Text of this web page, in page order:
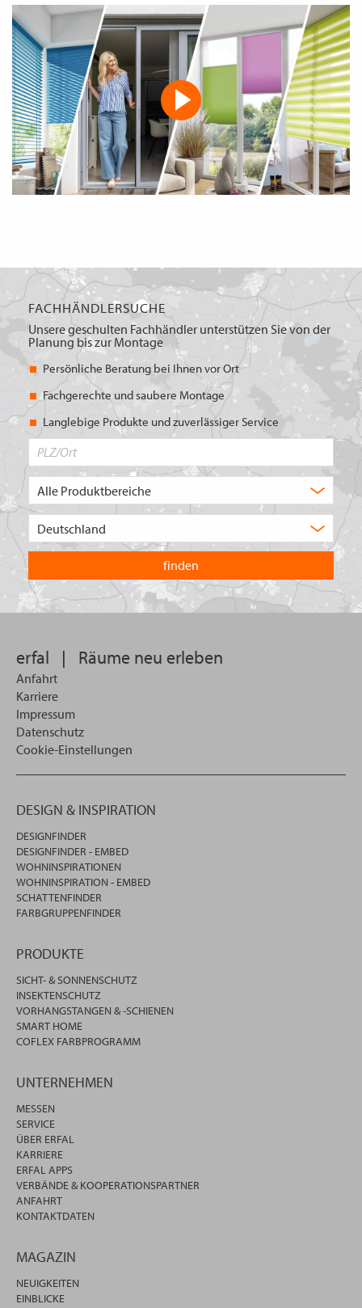
FACHHÄNDLERSUCHE
Unsere geschulten Fachhändler unterstützen Sie von der
Planung bis zur Montage
Persönliche Beratung bei Ihnen vor Ort
Fachgerechte und saubere Montage
Langlebige Produkte und zuverlässiger Service
in
welchem
Land
Sie
suchen
erfal | Räume neu erleben
Anfahrt
Karriere
Impressum
Datenschutz
Cookie-Einstellungen
DESIGN & INSPIRATION
DESIGNFINDER
DESIGNFINDER - EMBED
WOHNINSPIRATIONEN
WOHNINSPIRATION - EMBED
SCHATTENFINDER
FARBGRUPPENFINDER
PRODUKTE
SICHT- & SONNENSCHUTZ
INSEKTENSCHUTZ
VORHANGSTANGEN & -SCHIENEN
SMART HOME
COFLEX FARBPROGRAMM
UNTERNEHMEN
MESSEN
SERVICE
ÜBER ERFAL
KARRIERE
ERFAL APPS
VERBÄNDE & KOOPERATIONSPARTNER
ANFAHRT
KONTAKTDATEN
MAGAZIN
NEUIGKEITEN
EINBLICKE